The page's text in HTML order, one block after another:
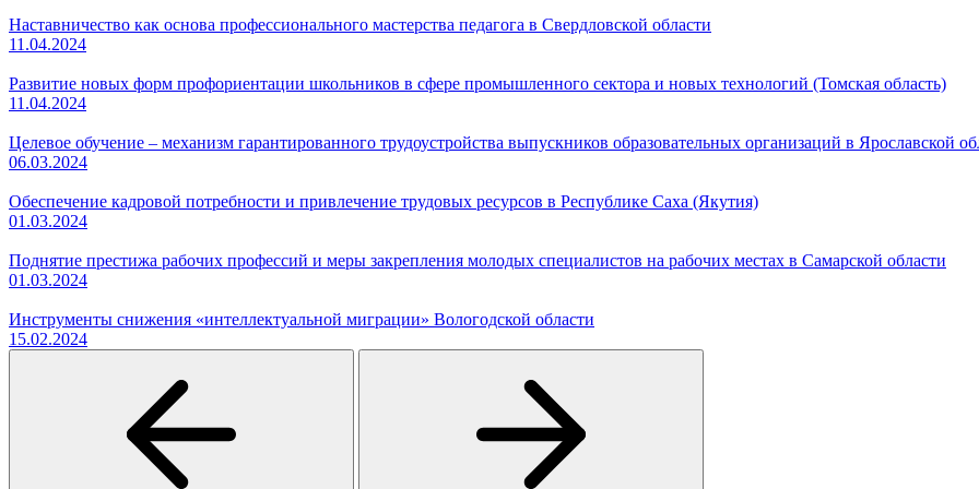
Наставничество как основа профессионального мастерства педагога в Свердловской области
11.04.2024
Развитие новых форм профориентации школьников в сфере промышленного сектора и новых технологий (Томская область)
11.04.2024
Целевое обучение – механизм гарантированного трудоустройства выпускников образовательных организаций в Ярославской
06.03.2024
Обеспечение кадровой потребности и привлечение трудовых ресурсов в Республике Саха (Якутия)
01.03.2024
Поднятие престижа рабочих профессий и меры закрепления молодых специалистов на рабочих местах в Самарской области
01.03.2024
Инструменты снижения «интеллектуальной миграции» Вологодской области
15.02.2024